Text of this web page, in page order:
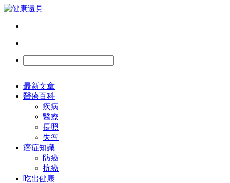
最新文章
醫療百科
疾病
醫療
長照
失智
癌症知識
防癌
抗癌
吃出健康